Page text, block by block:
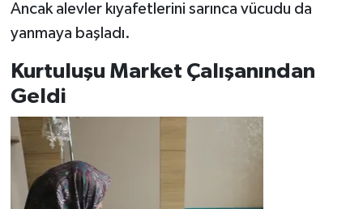
Ancak alevler kıyafetlerini sarınca vücudu da
yanmaya başladı.
Kurtuluşu Market Çalışanından
Geldi